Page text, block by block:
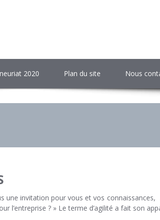
2020 Plan du site Nous
invitation pour vous et vos connaissances,
l’entreprise ? » Le terme d’agilité a fait son